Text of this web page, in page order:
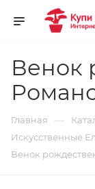
Венок
Главная —
Искусственные
Венок